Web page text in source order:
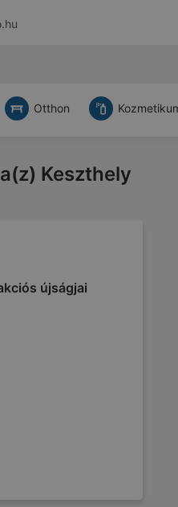
Otthon
Keszthely
újságjai